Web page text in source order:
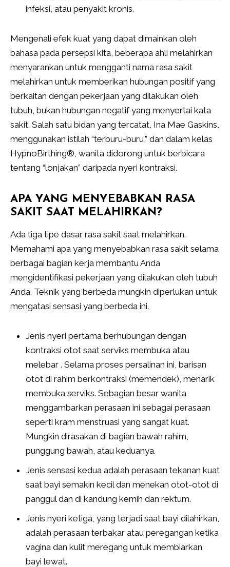
infeksi, atau penyakit kronis.
Mengenali efek kuat yang dapat dimainkan oleh
bahasa pada persepsi kita, beberapa ahli melahirkan
menyarankan untuk mengganti nama rasa sakit
melahirkan untuk memberikan hubungan positif yang
berkaitan dengan pekerjaan yang dilakukan oleh
tubuh, bukan hubungan negatif yang menyertai kata
sakit. Salah satu bidan yang tercatat, Ina Mae Gaskins,
menggunakan istilah “terburu-buru,” dan dalam kelas
HypnoBirthing®, wanita didorong untuk berbicara
tentang “lonjakan” daripada nyeri kontraksi.
APA YANG MENYEBABKAN RASA
SAKIT SAAT MELAHIRKAN?
Ada tiga tipe dasar rasa sakit saat melahirkan.
Memahami apa yang menyebabkan rasa sakit selama
berbagai bagian kerja membantu Anda
mengidentifikasi pekerjaan yang dilakukan oleh tubuh
Anda. Teknik yang berbeda mungkin diperlukan untuk
mengatasi sensasi yang berbeda ini.
Jenis nyeri pertama berhubungan dengan
kontraksi otot saat serviks membuka atau
melebar . Selama proses persalinan ini, barisan
otot di rahim berkontraksi (memendek), menarik
membuka serviks. Sebagian besar wanita
menggambarkan perasaan ini sebagai perasaan
seperti kram menstruasi yang sangat kuat.
Mungkin dirasakan di bagian bawah rahim,
punggung bawah, atau keduanya.
Jenis sensasi kedua adalah perasaan tekanan kuat
saat bayi semakin kecil dan menekan otot-otot di
panggul dan di kandung kemih dan rektum.
Jenis nyeri ketiga, yang terjadi saat bayi dilahirkan,
adalah perasaan terbakar atau peregangan ketika
vagina dan kulit meregang untuk membiarkan
bayi lewat.